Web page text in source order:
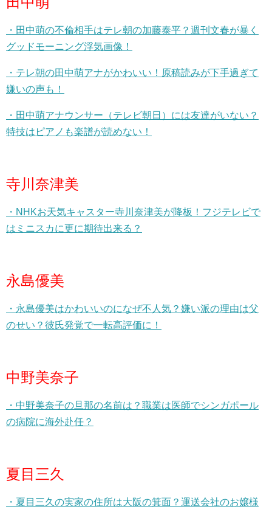
・田中萌の不倫相手はテレ朝の加藤泰平？週刊文春が暴く
グッドモーニング浮気画像！
・テレ朝の田中萌アナがかわいい！原稿読みが下手過ぎて
嫌いの声も！
・田中萌アナウンサー（テレビ朝日）には友達がいない？
特技はピアノも楽譜が読めない！
寺川奈津美
・NHKお天気キャスター寺川奈津美が降板！フジテレビで
はミニスカに更に期待出来る？
永島優美
・永島優美はかわいいのになぜ不人気？嫌い派の理由は父
のせい？彼氏発覚で一転高評価に！
中野美奈子
・中野美奈子の旦那の名前は？職業は医師でシンガポール
の病院に海外赴任？
夏目三久
・夏目三久の実家の住所は大阪の箕面？運送会社のお嬢様